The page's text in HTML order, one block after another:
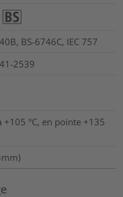
BS-6746C, IEC 757
2539
+105 °C, en pointe +135